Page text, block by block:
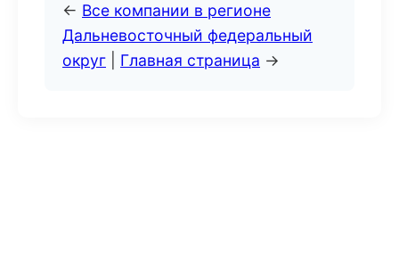
← Все компании в регионе
Дальневосточный федеральный
округ
Главная страница →